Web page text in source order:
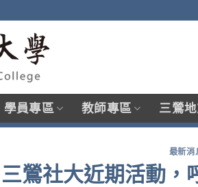
學員專區 教師專區 三鶯
最新消
三鶯社大近期活動，